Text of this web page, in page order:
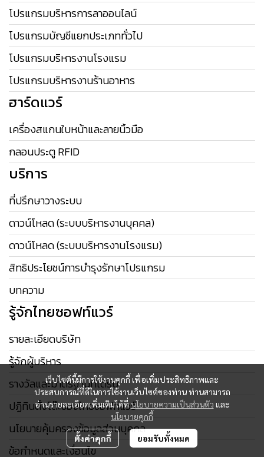
เว็บไซต์นี้มีการใช้งานคุกกี้ เพื่อเพิ่มประสิทธิภาพและ
ประสบการณ์ที่ดีในการใช้งานเว็บไซต์ของท่าน ท่านสามารถ
อ่านรายละเอียดเพิ่มเติมได้ที่นโยบายความเป็นส่วนตัว และ
นโยบายคุกกี้
ตั้งค่าคุกกี้ ยอมรับทั้งหมด
โปรแกรมบริหารการลาออนไลน์
โปรแกรมบัญชีแยกประเภททั่วไป
โปรแกรมบริหารงานโรงแรม
โปรแกรมบริหารงานร้านอาหาร
ฮาร์ดแวร์
เครื่องสแกนใบหน้าและลายนิ้วมือ
กลอนประตู RFID
บริการ
ที่ปรึกษาวางระบบ
ดาวน์โหลด (ระบบบริหารงานบุคคล)
ดาวน์โหลด (ระบบบริหารงานโรงแรม)
สิทธิประโยชน์การบำรุงรักษาโปรแกรม
บทความ
รู้จักไทยซอฟท์แวร์
รายละเอียดบริษัท
รู้จักผู้บริหาร
รางวัลและมาตรฐานที่ได้รับ
ปฏิทินตั้งโต๊ะของไทยซอฟท์แวร์
นโยบายคุ้มครองข้อมูลส่วนบุคคล
ข้อกำหนดและเงื่อนไข